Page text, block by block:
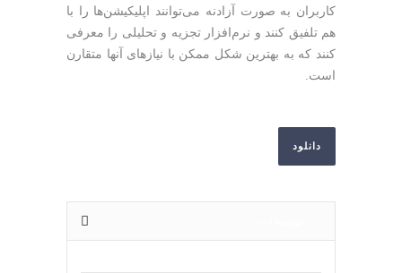
کاربران به صورت آزادنه می‌توانند اپلیکیشن‌ها را با
هم تلفیق کنند و نرم‌افزار تجزیه و تحلیلی را معرفی
کنند که به بهترین شکل ممکن با نیازهای آنها متقارن
است.
دانلود